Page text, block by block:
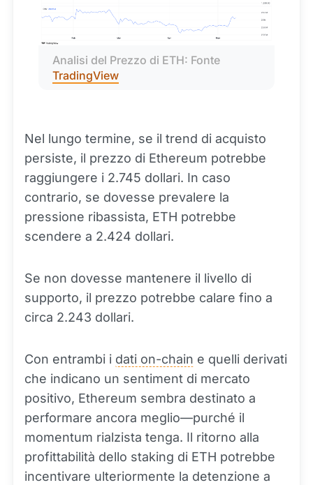
TradingView
Nel lungo termine, se il trend di acquisto
persiste, il prezzo di Ethereum potrebbe
raggiungere i 2.745 dollari. In caso
contrario, se dovesse prevalere la
pressione ribassista, ETH potrebbe
scendere a 2.424 dollari.
Se non dovesse mantenere il livello di
supporto, il prezzo potrebbe calare fino a
circa 2.243 dollari.
Con entrambi i dati on-chain e quelli derivati
che indicano un sentiment di mercato
positivo, Ethereum sembra destinato a
performare ancora meglio—purché il
momentum rialzista tenga. Il ritorno alla
profittabilità dello staking di ETH potrebbe
incentivare ulteriormente la detenzione a